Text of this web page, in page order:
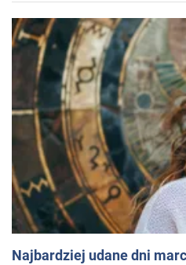
Najbardziej udane dni